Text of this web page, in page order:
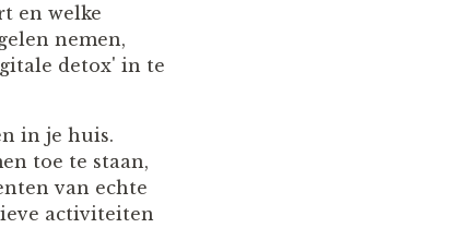
en welke
nemen,
detox' in te
in je huis.
toe te staan,
van echte
activiteiten